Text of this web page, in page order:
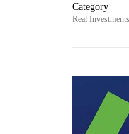
Category
Real Investments